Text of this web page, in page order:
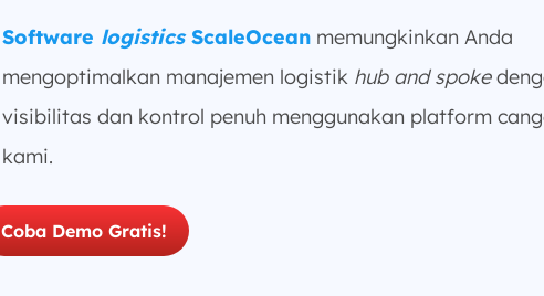
Software logisticsScaleOcean memungkinkan Anda
mengoptimalkan manajemen logistik hub and spoke
visibilitas dan kontrol penuh menggunakan platform
kami.
Coba Demo Gratis!